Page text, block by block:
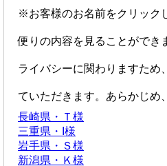
※お客様のお名前をクリック
便りの内容を見ることができ
ライバシーに関わりますため
ていただきます。あらかじめ
長崎県・Ｔ様
三重県・I様
岩手県・Ｓ様
新潟県・Ｋ様